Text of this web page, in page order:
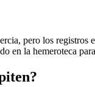
pero los
en la hemeroteca